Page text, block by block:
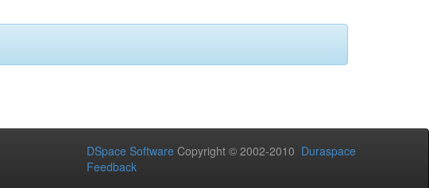
DSpace Software Copyright © 2002-2010 Duraspace
Feedback